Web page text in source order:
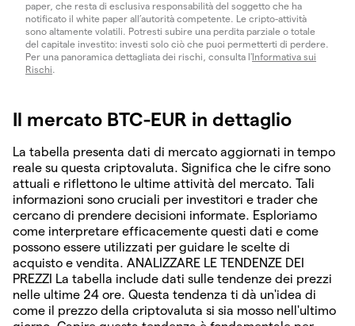
paper, che resta di esclusiva responsabilità del soggetto che ha
notificato il white paper all’autorità competente. Le cripto-attività
sono altamente volatili. Potresti subire una perdita parziale o totale
del capitale investito: investi solo ciò che puoi permetterti di perdere.
Per una panoramica dettagliata dei rischi, consulta l'Informativa sui
Rischi.
Il mercato BTC-EUR in dettaglio
La tabella presenta dati di mercato aggiornati in tempo
reale su questa criptovaluta. Significa che le cifre sono
attuali e riflettono le ultime attività del mercato. Tali
informazioni sono cruciali per investitori e trader che
cercano di prendere decisioni informate. Esploriamo
come interpretare efficacemente questi dati e come
possono essere utilizzati per guidare le scelte di
acquisto e vendita. ANALIZZARE LE TENDENZE DEI
PREZZI La tabella include dati sulle tendenze dei prezzi
nelle ultime 24 ore. Questa tendenza ti dà un'idea di
come il prezzo della criptovaluta si sia mosso nell'ultimo